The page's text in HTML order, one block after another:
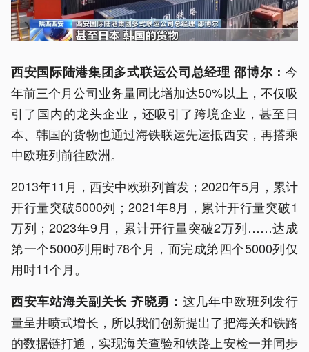
西安国际陆港集团多式联运公司总经理 邵博尔： 今
年前三个月公司业务量同比增加达50%以上，不仅吸
引了国内的龙头企业，还吸引了跨境企业，甚至日
本、韩国的货物也通过海铁联运先运抵西安，再搭乘
中欧班列前往欧洲。
2013年11月，西安中欧班列首发；2020年5月，累计
开行量突破5000列；2021年8月，累计开行量突破1
万列；2023年9月，累计开行量突破2万列……达成
第一个5000列用时78个月，而完成第四个5000列仅
用时11个月。
西安车站海关副关长 齐晓勇： 这几年中欧班列发行
量呈井喷式增长，所以我们创新提出了把海关和铁路
的数据链打通，实现海关查验和铁路上安检一并同步